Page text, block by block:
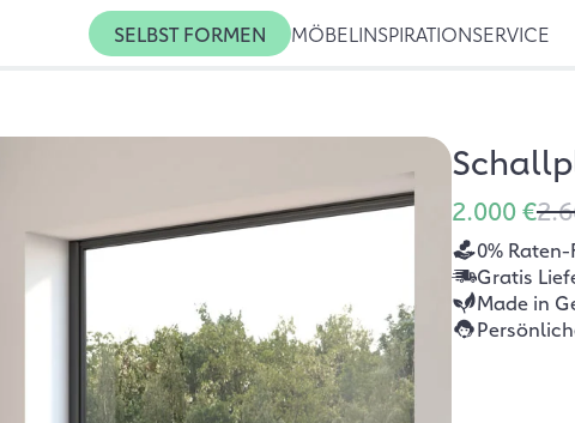
SELBST FORMEN MÖBEL INSPIRATIONSERVICE
2.000 €
0%
Gratis
Made in